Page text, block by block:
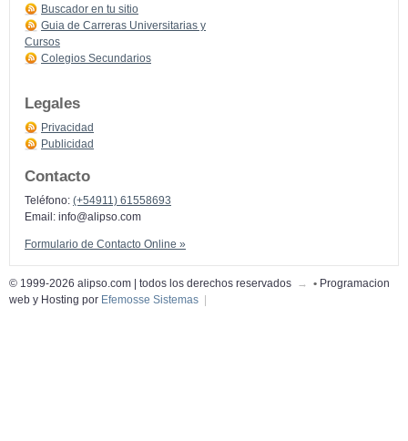
Buscador en tu sitio
Guia de Carreras Universitarias y
Cursos
Colegios Secundarios
Legales
Privacidad
Publicidad
Contacto
Teléfono: (+54911) 61558693
Email: info@alipso.com
Formulario de Contacto Online »
© 1999-2026 alipso.com | todos los derechos reservados → • Programacion
web y Hosting por Efemosse Sistemas |